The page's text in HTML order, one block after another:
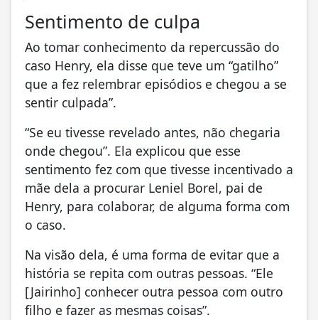
Sentimento de culpa
Ao tomar conhecimento da repercussão do
caso Henry, ela disse que teve um “gatilho”
que a fez relembrar episódios e chegou a se
sentir culpada”.
“Se eu tivesse revelado antes, não chegaria
onde chegou”. Ela explicou que esse
sentimento fez com que tivesse incentivado a
mãe dela a procurar Leniel Borel, pai de
Henry, para colaborar, de alguma forma com
o caso.
Na visão dela, é uma forma de evitar que a
história se repita com outras pessoas. “Ele
[Jairinho] conhecer outra pessoa com outro
filho e fazer as mesmas coisas”.